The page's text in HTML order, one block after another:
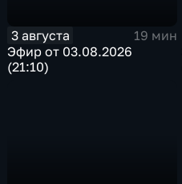
3 августа
19 мин
Эфир от 03.08.2026
(21:10)